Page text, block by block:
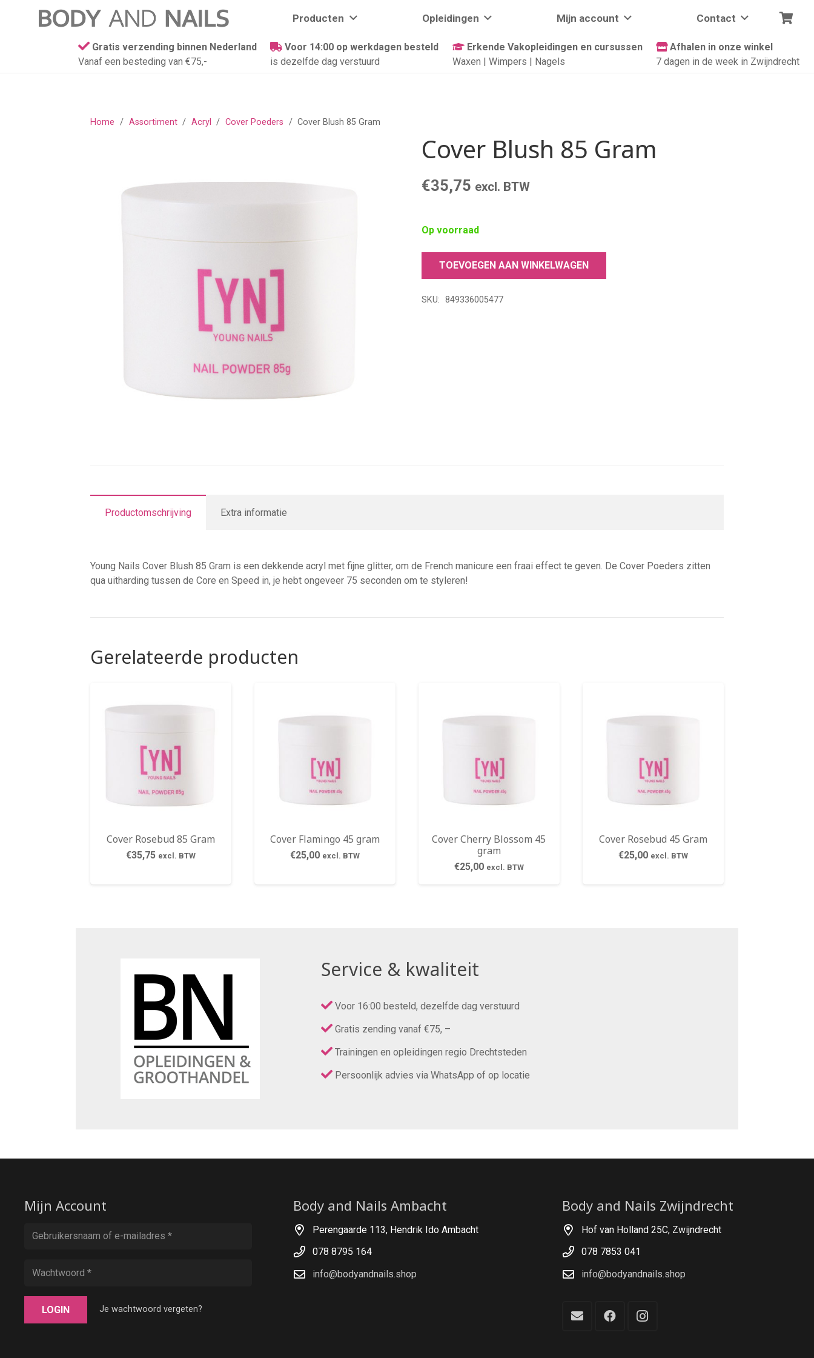
Producten Opleidingen Mijn account Contact
Gratis verzending binnen Nederland
Vanaf een besteding van €75,-
Voor 14:00 op werkdagen besteld
is dezelfde dag verstuurd
Erkende Vakopleidingen en cursussen
Waxen | Wimpers | Nagels
Afhalen in onze winkel
7 dagen in de week in Zwijndrecht
Home / Assortiment / Acryl / Cover Poeders / Cover Blush 85 Gram
Cover Blush 85 Gram
€35,75 excl. BTW
Op voorraad
Cover
85
TOEVOEGEN AAN WINKELWAGEN
SKU: 849336005477
Productomschrijving Extra informatie
Young Nails Cover Blush 85 Gram is een dekkende acryl met fijne glitter, om de French manicure een fraai effect te geven. De Cover Poeders zitten
qua uitharding tussen de Core en Speed in, je hebt ongeveer 75 seconden om te styleren!
Gerelateerde producten
Cover Rosebud 85 Gram
€35,75 excl. BTW
Cover Flamingo 45 gram
€25,00 excl. BTW
Cover Cherry Blossom 45
gram
€25,00 excl. BTW
Cover Rosebud 45 Gram
€25,00 excl. BTW
Service & kwaliteit
Voor 16:00 besteld, dezelfde dag verstuurd
Gratis zending vanaf €75, –
Trainingen en opleidingen regio Drechtsteden
Persoonlijk advies via WhatsApp of op locatie
Mijn Account
LOGIN Je wachtwoord vergeten?
Body and Nails Ambacht
Perengaarde 113, Hendrik Ido Ambacht
078 8795 164
info@bodyandnails.shop
Body and Nails Zwijndrecht
Hof van Holland 25C, Zwijndrecht
078 7853 041
info@bodyandnails.shop